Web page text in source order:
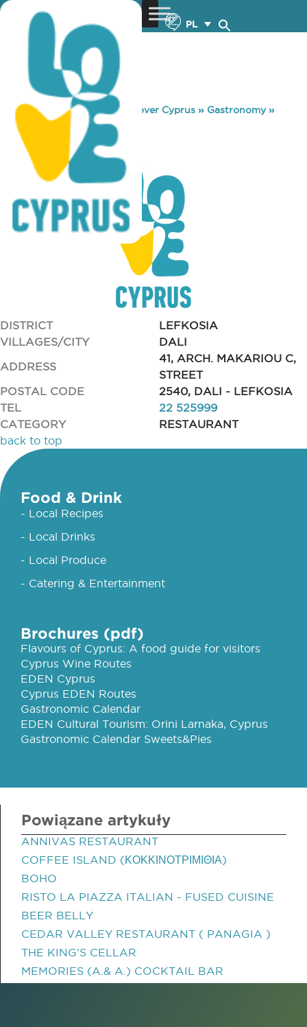
PL
You are here: Home »Discover Cyprus » Gastronomy»
KONA KAI 4
KONA KAI 4
DISTRICT
LEFKOSIA
VILLAGES/CITY
DALI
ADDRESS
41, ARCH. MAKARIOU C,
STREET
POSTAL CODE
2540, DALI - LEFKOSIA
TEL
22 525999
CATEGORY
RESTAURANT
back to top
Food & Drink
- Local Recipes
- Local Drinks
- Local Produce
- Catering & Entertainment
Brochures (pdf)
Flavours of Cyprus: A food guide for visitors
Cyprus Wine Routes
EDEN Cyprus
Cyprus EDEN Routes
Gastronomic Calendar
EDEN Cultural Tourism: Orini Larnaka, Cyprus
Gastronomic Calendar Sweets&Pies
Powiązane artykuły
ANNIVAS RESTAURANT
COFFEE ISLAND (ΚΟΚΚΙΝΟΤΡΙΜΙΘΙΑ)
BOHO
RISTO LA PIAZZA ITALIAN - FUSED CUISINE
BEER BELLY
CEDAR VALLEY RESTAURANT ( PANAGIA )
THE KING'S CELLAR
MEMORIES (A.& A.) COCKTAIL BAR